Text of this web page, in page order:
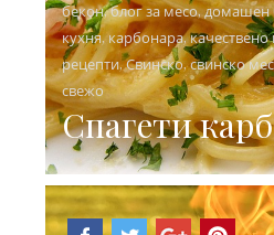
бекон,блог за месо,домашен
кухня,карбонара,качествено
рецепти,Свинско,свинско
свежо
Спагети